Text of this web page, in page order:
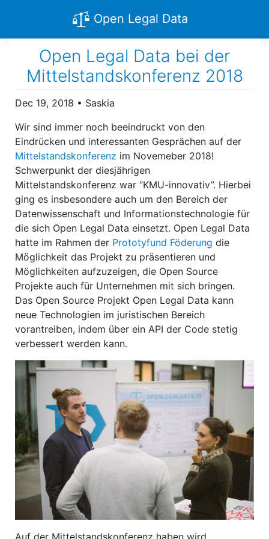
Open Legal Data
Open Legal Data bei der
Mittelstandskonferenz 2018
Dec 19, 2018 • Saskia
Wir sind immer noch beeindruckt von den
Eindrücken und interessanten Gesprächen auf der
Mittelstandskonferenz im Novemeber 2018!
Schwerpunkt der diesjährigen
Mittelstandskonferenz war “KMU-innovativ”. Hierbei
ging es insbesondere auch um den Bereich der
Datenwissenschaft und Informationstechnologie für
die sich Open Legal Data einsetzt. Open Legal Data
hatte im Rahmen der Prototyfund Föderung die
Möglichkeit das Projekt zu präsentieren und
Möglichkeiten aufzuzeigen, die Open Source
Projekte auch für Unternehmen mit sich bringen.
Das Open Source Projekt Open Legal Data kann
neue Technologien im juristischen Bereich
vorantreiben, indem über ein API der Code stetig
verbessert werden kann.